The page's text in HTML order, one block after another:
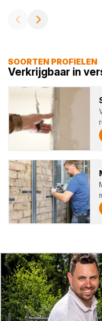
SOORTEN PROFIELEN
Verkrijgbaar in